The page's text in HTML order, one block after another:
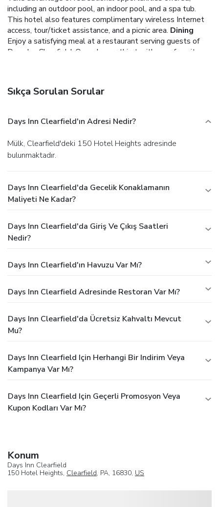
including an outdoor pool, an indoor pool, and a spa tub.
This hotel also features complimentary wireless Internet
access, tour/ticket assistance, and a picnic area. Dining
Enjoy a satisfying meal at a restaurant serving guests of
Days Inn Clearfield. Quench your thirst with your favorite
available onsite.
Sıkça Sorulan Sorular
Days Inn Clearfield'ın Adresi Nedir?
Mülk, Clearfield'deki 150 Hotel Heights adresinde
bulunmaktadır.
Days Inn Clearfield'da Gecelik Konaklamanın
Maliyeti Ne Kadar?
Days Inn Clearfield'da Giriş Ve Çıkış Saatleri
Nedir?
Days Inn Clearfield'ın Havuzu Var Mı?
Days Inn Clearfield Adresinde Restoran Var Mı?
Days Inn Clearfield'da Ücretsiz Kahvaltı Mevcut
Mu?
Days Inn Clearfield Için Herhangi Bir Indirim Veya
Kampanya Var Mı?
Days Inn Clearfield Için Geçerli Promosyon Veya
Kupon Kodları Var Mı?
Konum
Days Inn Clearfield
150 Hotel Heights, Clearfield, PA, 16830, US